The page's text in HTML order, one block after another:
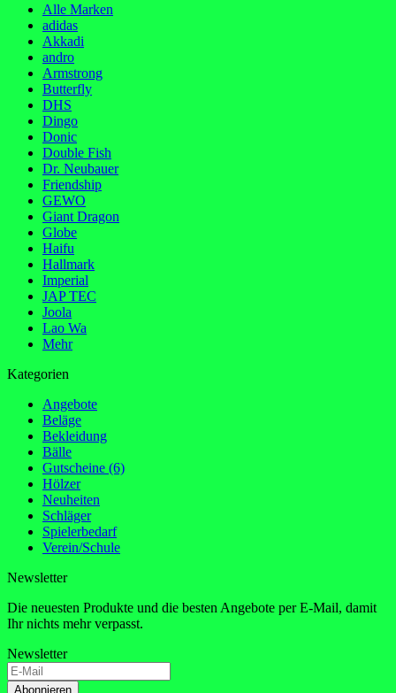
Alle Marken
adidas
Akkadi
andro
Armstrong
Butterfly
DHS
Dingo
Donic
Double Fish
Dr. Neubauer
Friendship
GEWO
Giant Dragon
Globe
Haifu
Hallmark
Imperial
JAP TEC
Joola
Lao Wa
Mehr
Kategorien
Angebote
Beläge
Bekleidung
Bälle
Gutscheine (6)
Hölzer
Neuheiten
Schläger
Spielerbedarf
Verein/Schule
Newsletter
Die neuesten Produkte und die besten Angebote per E-Mail, damit
Ihr nichts mehr verpasst.
Newsletter
Abonnieren